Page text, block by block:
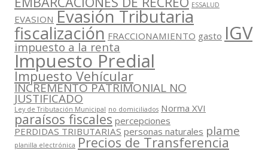
ESSALUD
EVASION Evasión Tributaria
fiscalización FRACCIONAMIENTO gasto IGV
impuesto a la renta
Impuesto Predial
Impuesto Vehícular
INCREMENTO PATRIMONIAL NO
JUSTIFICADO
Ley de Tributación Municipal no domiciliados Norma XVI
paraísos fiscales percepciones
PERDIDAS TRIBUTARIAS personas naturales plame
planilla electrónica Precios de Transferencia